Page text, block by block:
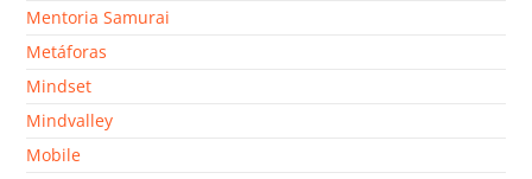
Mentoria Samurai
Metáforas
Mindset
Mindvalley
Mobile